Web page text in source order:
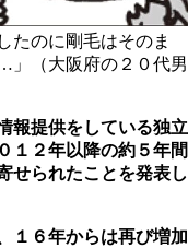
たのに剛毛はそのま
」（大阪府の２０代男
報提供をしている独立
１２年以降の約５年間
せられたことを発表し
１６年からは再び増加